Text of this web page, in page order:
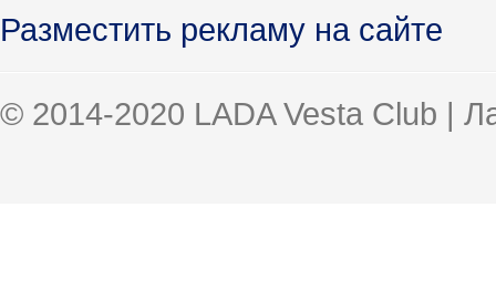
Разместить рекламу на сайте
© 2014-2020 LADA Vesta Club |